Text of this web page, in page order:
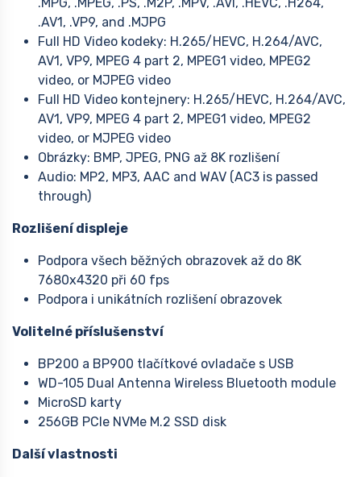
.AV1, .VP9, and .MJPG
Full HD Video kodeky: H.265/HEVC, H.264/AVC,
AV1, VP9, MPEG 4 part 2, MPEG1 video, MPEG2
video, or MJPEG video
Full HD Video kontejnery: H.265/HEVC, H.264/AVC,
AV1, VP9, MPEG 4 part 2, MPEG1 video, MPEG2
video, or MJPEG video
Obrázky: BMP, JPEG, PNG až 8K rozlišení
Audio: MP2, MP3, AAC and WAV (AC3 is passed
through)
Rozlišení displeje
Podpora všech běžných obrazovek až do 8K
7680x4320 při 60 fps
Podpora i unikátních rozlišení obrazovek
Volitelné příslušenství
BP200 a BP900 tlačítkové ovladače s USB
WD-105 Dual Antenna Wireless Bluetooth module
MicroSD karty
256GB PCIe NVMe M.2 SSD disk
Další vlastnosti